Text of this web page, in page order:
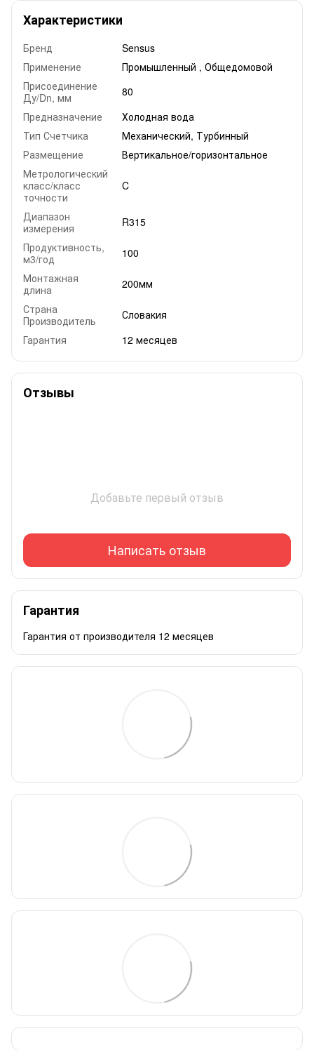
Характеристики
Бренд
Sensus
Применение
Промышленный , Общедомовой
Присоединение
Ду/Dn, мм
80
Предназначение
Холодная вода
Тип Счетчика
Механический, Турбинный
Размещение
Вертикальное/горизонтальное
Метрологический
класс/класс
точности
C
Диапазон
измерения
R315
Продуктивность,
м3/год
100
Монтажная
длина
200мм
Страна
Производитель
Словакия
Гарантия
12 месяцев
Отзывы
Добавьте первый отзыв
Написать отзыв
Гарантия
Гарантия от производителя 12 месяцев